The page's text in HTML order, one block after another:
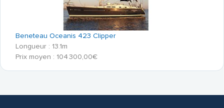
Beneteau Oceanis 423 Clipper
Longueur : 13.1m
Prix moyen : 104 300,00€